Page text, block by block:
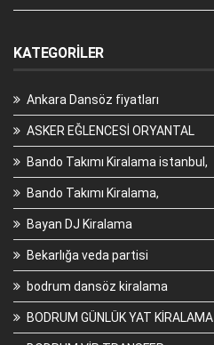
KATEGORILER
Ankara Dansöz fiyatları
ASKER EĞLENCESİ ORYANTAL
Bando Takımı Kiralama istanbul,
Bando Takımı Kiralama,
Bayan DJ Kiralama
Bekarlığa veda partisi
bodrum dansöz kiralama
BODRUM GÜNLÜK YAT KİRALAMA